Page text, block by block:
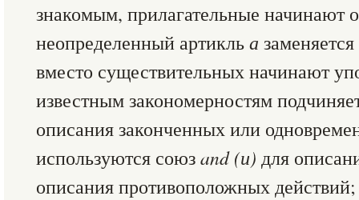
знакомым, прилагательные начинают
неопределенный артикльа
вместо существительных начинают
известным закономерностям
описания закончен­ных или
используются союзand(и) для
описания противоположных